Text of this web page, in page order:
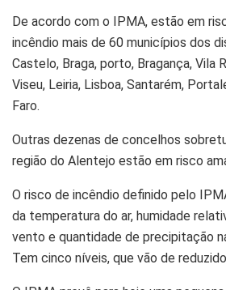
De acordo com o IPMA, estão em
incêndio mais de 60 municípios dos
Castelo, Braga, porto, Bragança, Vila
Viseu, Leiria, Lisboa, Santarém,
Faro.
Outras dezenas de concelhos
região do Alentejo estão em risco
O risco de incêndio definido pelo
da temperatura do ar, humidade
vento e quantidade de precipitação
Tem cinco níveis, que vão de